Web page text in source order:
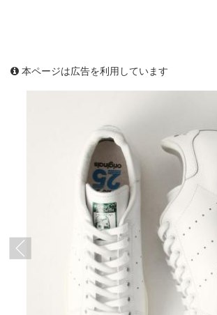
本ページは広告を利用しています